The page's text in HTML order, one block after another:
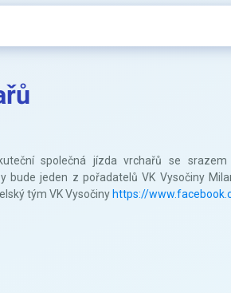
společná jízda vrchařů se
bude jeden z pořadatelů VK Vysočiny
tým VK Vysočiny https://